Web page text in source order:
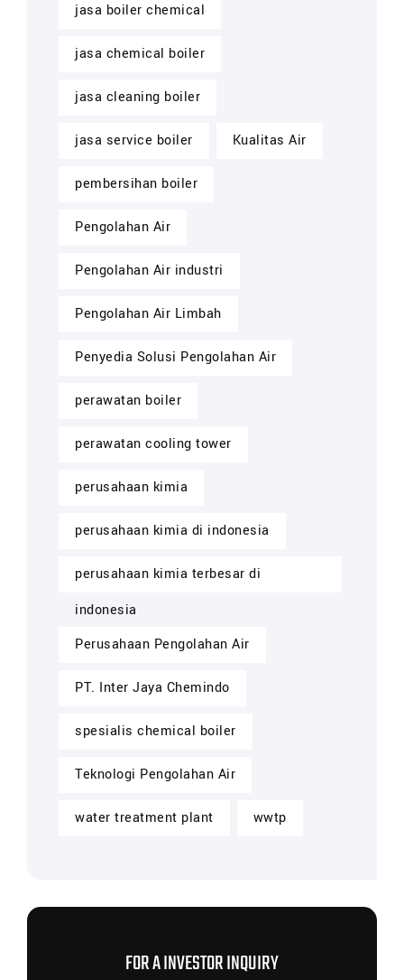
jasa boiler chemical
jasa chemical boiler
jasa cleaning boiler
jasa service boiler Kualitas Air
pembersihan boiler
Pengolahan Air
Pengolahan Air industri
Pengolahan Air Limbah
Penyedia Solusi Pengolahan Air
perawatan boiler
perawatan cooling tower
perusahaan kimia
perusahaan kimia di indonesia
perusahaan kimia terbesar di
indonesia
Perusahaan Pengolahan Air
PT. Inter Jaya Chemindo
spesialis chemical boiler
Teknologi Pengolahan Air
water treatment plant wwtp
FOR A INVESTOR INQUIRY